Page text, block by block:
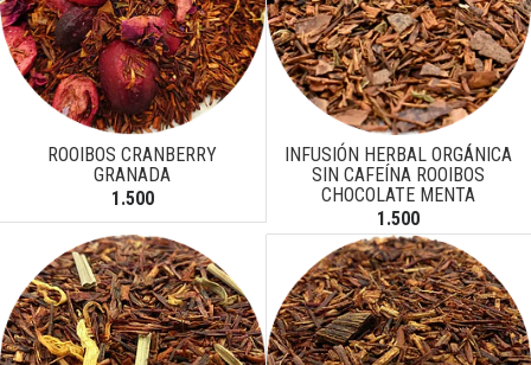
ROOIBOS CRANBERRY
GRANADA
1.500
INFUSIÓN HERBAL ORGÁNICA
SIN CAFEÍNA ROOIBOS
CHOCOLATE MENTA
1.500